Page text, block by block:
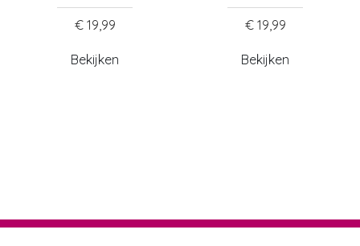
€ 19,99
Bekijken
€ 19,99
Bekijken